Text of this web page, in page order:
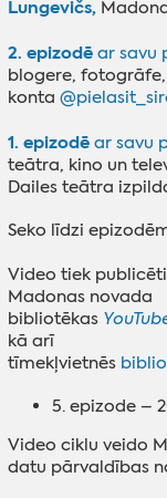
Lungevičs,
2. epizodēar savu
blogere,
konta
1. epizodēar savu
teātra, kino un
Dailes teātra
Seko līdzi
Video tiek
Madonas novada
bibliotēkas
kā arī
tīmekļvietnēs
5. epizode –
Video ciklu veido
datu pārvaldības